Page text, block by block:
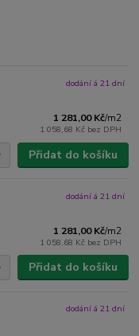
1 281,00 Kč/m2
1 058,68 Kč bez DPH
dodání á 21 dní
Přidat do košíku
1 281,00 Kč/m2
1 058,68 Kč bez DPH
dodání á 21 dní
Přidat do košíku
dodání á 21 dní